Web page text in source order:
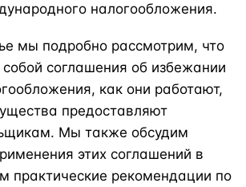
налогообложения.
мы подробно рассмотрим, что
соглашения об избежании
как они работают,
предоставляют
Мы также обсудим
этих соглашений в
практические рекомендации по